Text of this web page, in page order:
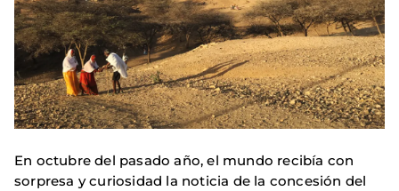
En octubre del pasado año, el mundo recibía con
sorpresa y curiosidad la noticia de la concesión del